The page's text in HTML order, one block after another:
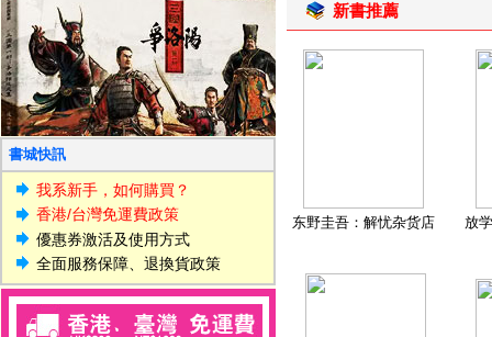
書城快訊
我系新手，如何購買？
香港/台灣免運費政策
優惠券激活及使用方式
全面服務保障、退換貨政策
新書推薦
东野圭吾：解忧杂货店 放